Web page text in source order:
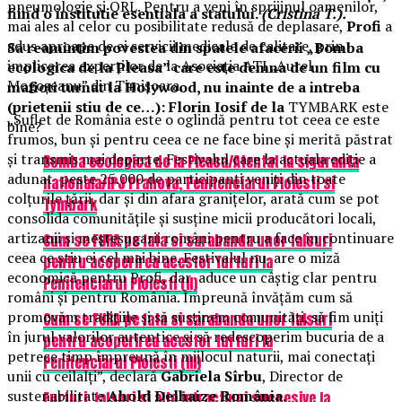
fiind o institutie esentiala a statului.(Cristina T.).
Sa reamintim povestea din spatele afacerii „Bomba
ecologica de la Pleasa” care este demna de un film cu
mafioti turnat la Holywood, nu inainte de a intreba
(prietenii stiu de ce…): Florin Iosif de la TYMBARK este
bine?
Bomba ecologica de la Pleasa/Atentat la siguranta
nationala/IPJ Prahova, Penitenciarul Ploiesti si
Tymbark
Cum se FURA pe fata si sarabanda unor falsuri
pentru acoperirea acestor furturi la
Penitenciarul Ploiesti (II)
Cum se FURA pe fata si sarabanda unor falsuri
pentru acoperirea acestor furturi la
Penitenciarul Ploiesti (III)
pneumologie și ORL. Pentru a veni în sprijinul oamenilor,
mai ales al celor cu posibilitate redusă de deplasare, Profi a
adus aproape de ei servicii medicale de calitate, prin
implicarea experților de la Asociația ATI „Aurel
Mogoșeanu” din Timișoara.
„Suflet de România este o oglindă pentru tot ceea ce este
frumos, bun și pentru ceea ce ne face bine și merită păstrat
și transmis mai departe. Festivalul care la actuala ediție a
adunat peste 25.000 de participanți veniți din toate
colțurile țării, dar și din afara granițelor, arată cum se pot
consolida comunitățile și susține micii producători locali,
artizanii și meșteșugarii români pentru a face în continuare
ceea ce știu ei cel mai bine. Festivalul nu are o miză
economică pentru Profi, dar aduce un câștig clar pentru
români și pentru România. Împreună învățăm cum să
promovăm tradițiile și să susținem comunități, să fim uniți
în jurul valorilor autentice și să redescoperim bucuria de a
petrece timp împreună în mijlocul naturii, mai conectați
unii cu ceilalți”, declarăGabriela Sîrbu, Director de
sustenabilitateAhold Delhaize România.